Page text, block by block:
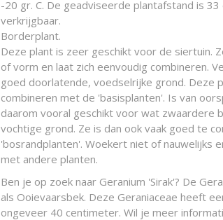
-20 gr. C. De geadviseerde plantafstand is
verkrijgbaar.
Borderplant.
Deze plant is zeer geschikt voor de siertuin.
of vorm en laat zich eenvoudig combineren.
goed doorlatende, voedselrijke grond. Deze
combineren met de 'basisplanten'. Is van
daarom vooral geschikt voor wat zwaardere
vochtige grond. Ze is dan ook vaak goed te
'bosrandplanten'. Woekert niet of nauwelijks
met andere planten.
Ben je op zoek naar Geranium 'Sirak'? De
als Ooievaarsbek. Deze Geraniaceae heeft
ongeveer 40 centimeter. Wil je meer